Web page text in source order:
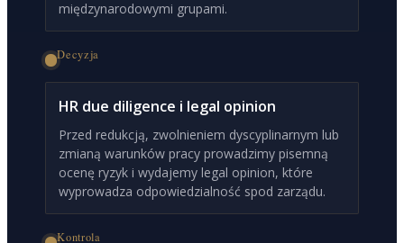
międzynarodowymi grupami.
Decyzja
HR due diligence i legal opinion
Przed redukcją, zwolnieniem dyscyplinarnym lub
zmianą warunków pracy prowadzimy pisemną
ocenę ryzyk i wydajemy legal opinion, które
wyprowadza odpowiedzialność spod zarządu.
Kontrola